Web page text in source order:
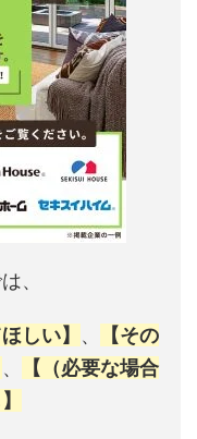
、
しい】 、
【その
、
【（必要な場合